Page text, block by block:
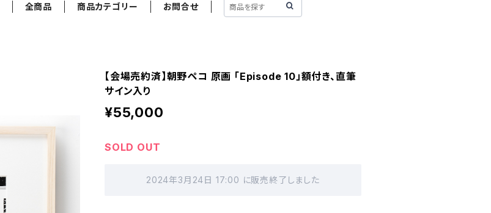
全商品 商品カテゴリー お問合せ
【会場売約済】朝野ペコ 原画 「Episode 10」額付き、直筆
サイン入り
¥55,000
SOLD OUT
2024年3月24日 17:00 に販売終了しました